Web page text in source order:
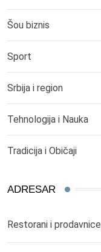
Šou biznis
Sport
Srbija i region
Tehnologija i Nauka
Tradicija i Običaji
ADRESAR
Restorani i prodavnice